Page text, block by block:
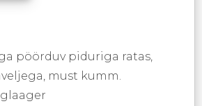
pöörduv piduriga ratas,
must kumm.